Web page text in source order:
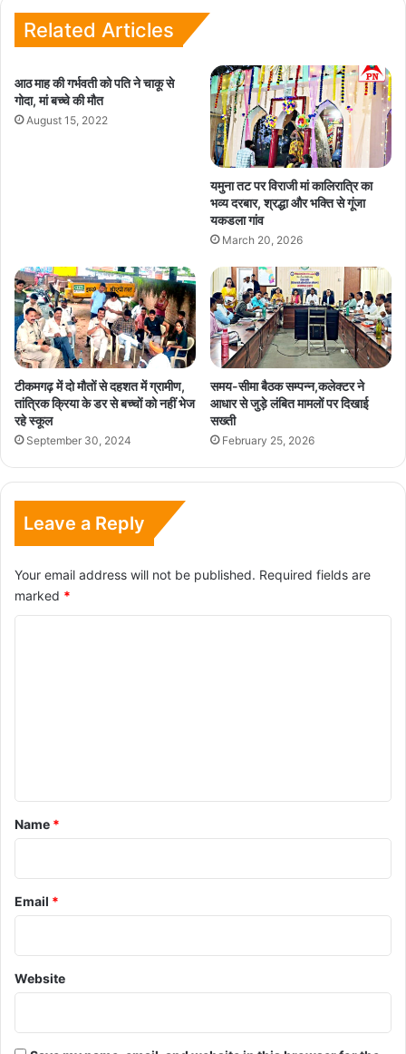
Related Articles
आठ माह की गर्भवती को पति ने चाकू से
गोदा, मां बच्चे की मौत
August 15, 2022
यमुना तट पर विराजी मां कालिरात्रि का
भव्य दरबार, श्रद्धा और भक्ति से गूंजा
यकडला गांव
March 20, 2026
टीकमगढ़ में दो मौतों से दहशत में ग्रामीण,
तांत्रिक क्रिया के डर से बच्चों को नहीं भेज
रहे स्कूल
September 30, 2024
समय-सीमा बैठक सम्पन्न,कलेक्टर ने
आधार से जुड़े लंबित मामलों पर दिखाई
सख्ती
February 25, 2026
Leave a Reply
Your email address will not be published. Required fields are
marked *
*
Name *
Email *
Website